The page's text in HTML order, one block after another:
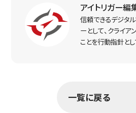
アイトリガー編
信頼できるデジタ
ーとして、クライア
ことを行動指針と
一覧に戻る